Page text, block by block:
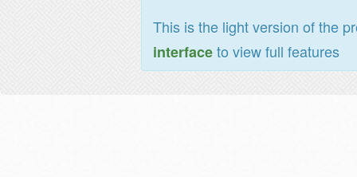
This is the light version of the
interfaceto view full features